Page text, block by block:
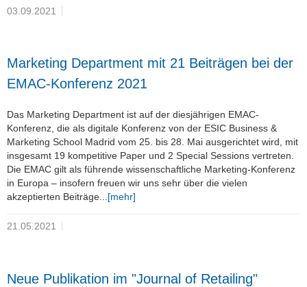
03.09.2021
Marketing Department mit 21 Beiträgen bei der
EMAC-Konferenz 2021
Das Marketing Department ist auf der diesjährigen EMAC-
Konferenz, die als digitale Konferenz von der ESIC Business &
Marketing School Madrid vom 25. bis 28. Mai ausgerichtet wird, mit
insgesamt 19 kompetitive Paper und 2 Special Sessions vertreten.
Die EMAC gilt als führende wissenschaftliche Marketing-Konferenz
in Europa – insofern freuen wir uns sehr über die vielen
akzeptierten Beiträge... [mehr]
21.05.2021
Neue Publikation im "Journal of Retailing"